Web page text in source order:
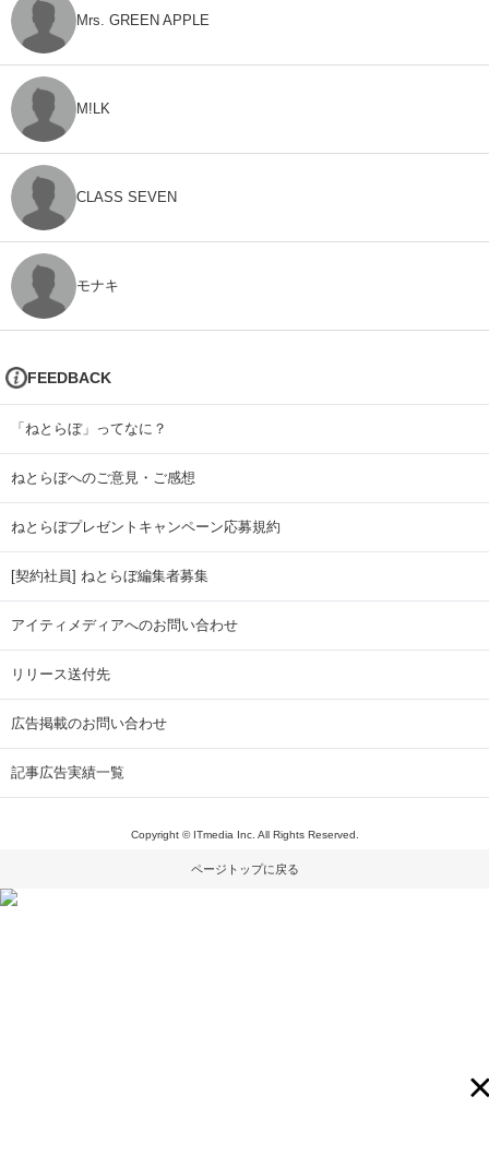
Mrs. GREEN APPLE
M!LK
CLASS SEVEN
モナキ
FEEDBACK
「ねとらぼ」ってなに？
ねとらぼへのご意見・ご感想
ねとらぼプレゼントキャンペーン応募規約
[契約社員] ねとらぼ編集者募集
アイティメディアへのお問い合わせ
リリース送付先
広告掲載のお問い合わせ
記事広告実績一覧
Copyright © ITmedia Inc. All Rights Reserved.
ページトップに戻る